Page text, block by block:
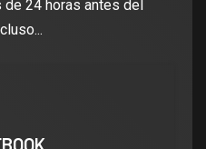
de 24 horas antes del